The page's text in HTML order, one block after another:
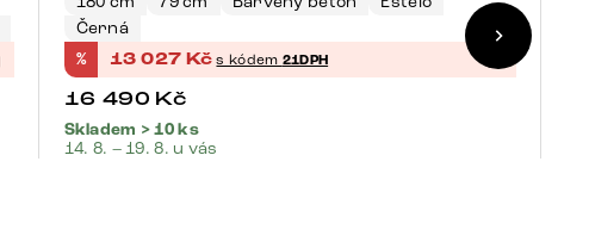
Černá
% 13 027 Kč s kódem 21DPH
16 490 Kč
Skladem > 10 ks
14. 8. – 19. 8. u vás